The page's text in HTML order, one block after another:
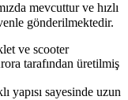
mevcuttur ve hızlı
gönderilmektedir.
ve scooter
tarafından üretilmiş
yapısı sayesinde uzun